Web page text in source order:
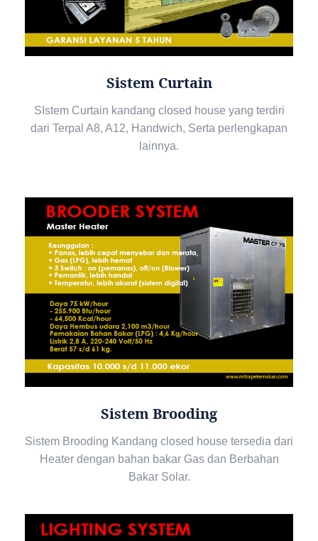
Sistem Curtain
SIstem Curtain kandang closed house yang terdiri
dari Terpal A8, A12, Handwich, Serta perlengkapan
lainnya.
Sistem Brooding
Sistem Brooding Kandang closed house tersedia dari
Heater dengan bahan bakar Gas dan Berbahan
Bakar Solar.